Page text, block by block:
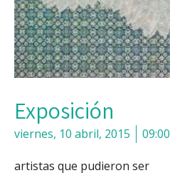
Exposición
viernes, 10 abril, 2015 09:00
artistas que pudieron ser